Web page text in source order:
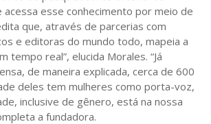
acessa esse conhecimento por meio de
que, através de parcerias com
e editoras do mundo todo, mapeia a
tempo real”, elucida Morales. “Já
de maneira explicada, cerca de 600
deles tem mulheres como porta-voz,
inclusive de gênero, está na nossa
a fundadora.